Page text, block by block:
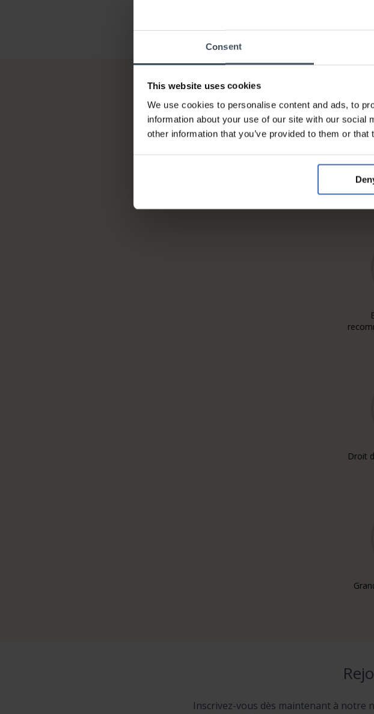
Consent
This website uses cookies
We use cookies to personalise content and ads, to
information about your use of our site with our
other information that you’ve provided to them or
Sur
Droit
Inscrivez-vous dès maintenant à notre